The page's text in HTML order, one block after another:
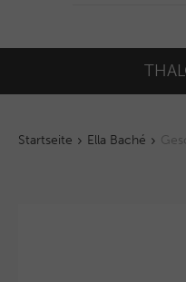
Startseite Ella Baché